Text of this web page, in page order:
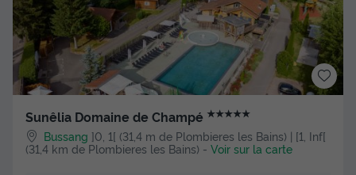
Sunêlia Domaine de Champé ★★★★★
Bussang ]0, 1[ (31,4 m de Plombieres les Bains) | [1, Inf[
(31,4 km de Plombieres les Bains) - Voir sur la carte